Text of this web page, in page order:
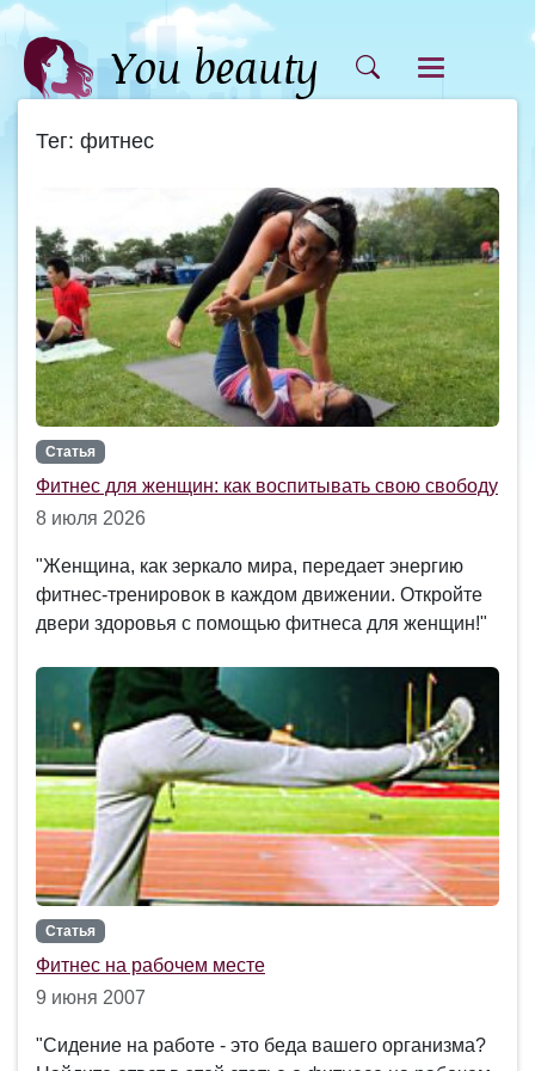
Тег: фитнес
Статья
Фитнес для женщин: как воспитывать свою свободу
8 июля 2026
"Женщина, как зеркало мира, передает энергию
фитнес-тренировок в каждом движении. Откройте
двери здоровья с помощью фитнеса для женщин!"
Статья
Фитнес на рабочем месте
9 июня 2007
"Сидение на работе - это беда вашего организма?